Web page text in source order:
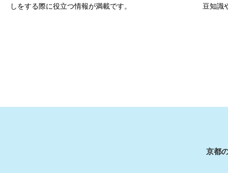
しをする際に役立つ情報が満載です。
豆知識
京都